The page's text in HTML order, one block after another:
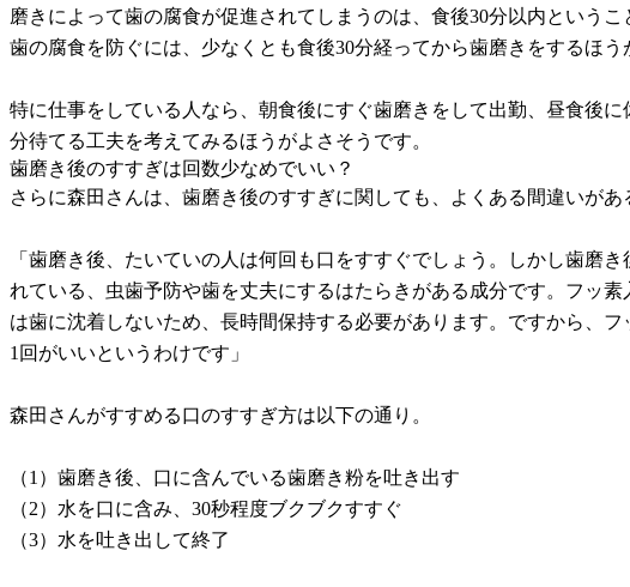
磨きによって歯の腐食が促進されてしまうのは、食後30分以内という
歯の腐食を防ぐには、少なくとも食後30分経ってから歯磨きをするほ
特に仕事をしている人なら、朝食後にすぐ歯磨きをして出勤、昼食後
分待てる工夫を考えてみるほうがよさそうです。
歯磨き後のすすぎは回数少なめでいい？
さらに森田さんは、歯磨き後のすすぎに関しても、よくある間違いがあ
「歯磨き後、たいていの人は何回も口をすすぐでしょう。しかし歯磨
れている、虫歯予防や歯を丈夫にするはたらきがある成分です。フッ
は歯に沈着しないため、長時間保持する必要があります。ですから、
1回がいいというわけです」
森田さんがすすめる口のすすぎ方は以下の通り。
（1）歯磨き後、口に含んでいる歯磨き粉を吐き出す
（2）水を口に含み、30秒程度ブクブクすすぐ
（3）水を吐き出して終了